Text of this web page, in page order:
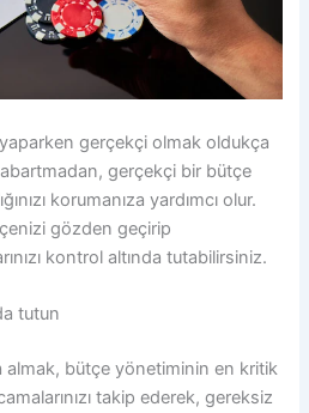
gerçekçi olmak oldukça
gerçekçi bir bütçe
korumanıza yardımcı olur.
gözden geçirip
kontrol altında tutabilirsiniz.
tutun
almak, bütçe yönetiminin en kritik
takip ederek, gereksiz